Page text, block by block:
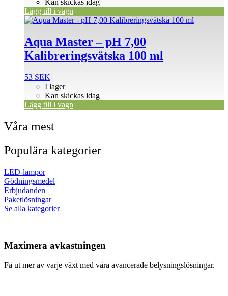
Kan skickas idag
Lägg till i vagn
Aqua Master – pH 7,00
Kalibreringsvätska 100 ml
53 SEK
I lager
Kan skickas idag
Lägg till i vagn
Våra mest
Populära kategorier
LED-lampor
Gödningsmedel
Erbjudanden
Paketlösningar
Se alla kategorier
Maximera avkastningen
Få ut mer av varje växt med våra avancerade belysningslösningar.